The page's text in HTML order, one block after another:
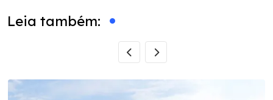
Leia também: